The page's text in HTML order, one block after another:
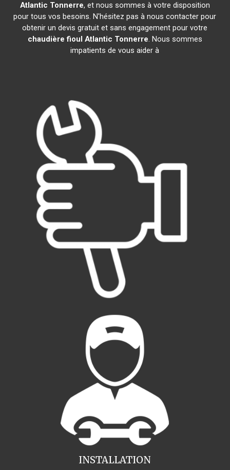
Atlantic Tonnerre, et nous sommes à votre disposition
pour tous vos besoins. N'hésitez pas à nous contacter pour
obtenir un devis gratuit et sans engagement pour votre
chaudière fioul Atlantic Tonnerre. Nous sommes
impatients de vous aider à
INSTALLATION